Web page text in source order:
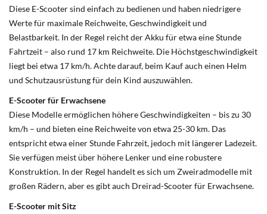
Diese E-Scooter sind einfach zu bedienen und haben niedrigere
Werte für maximale Reichweite, Geschwindigkeit und
Belastbarkeit. In der Regel reicht der Akku für etwa eine Stunde
Fahrtzeit – also rund 17 km Reichweite. Die Höchstgeschwindigkeit
liegt bei etwa 17 km/h. Achte darauf, beim Kauf auch einen Helm
und Schutzausrüstung für dein Kind auszuwählen.
E-Scooter für Erwachsene
Diese Modelle ermöglichen höhere Geschwindigkeiten – bis zu 30
km/h – und bieten eine Reichweite von etwa 25-30 km. Das
entspricht etwa einer Stunde Fahrzeit, jedoch mit längerer Ladezeit.
Sie verfügen meist über höhere Lenker und eine robustere
Konstruktion. In der Regel handelt es sich um Zweiradmodelle mit
großen Rädern, aber es gibt auch Dreirad-Scooter für Erwachsene.
E-Scooter mit Sitz